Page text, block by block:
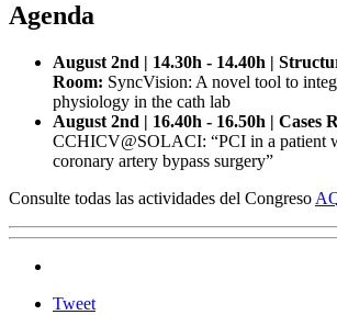
Agenda
August 2nd | 14.30h - 14.40h |
Room: SyncVision: A novel tool to
physiology in the cath lab
August 2nd | 16.40h - 16.50h | Cases
CCHICV@SOLACI: “PCI in a patient
coronary artery bypass surgery”
Consulte todas las actividades del Congreso
Tweet